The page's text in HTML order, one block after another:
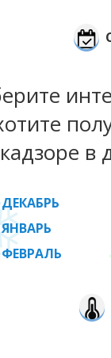
в
ДЕКАБРЬ
ЯНВАРЬ
ФЕВРАЛЬ